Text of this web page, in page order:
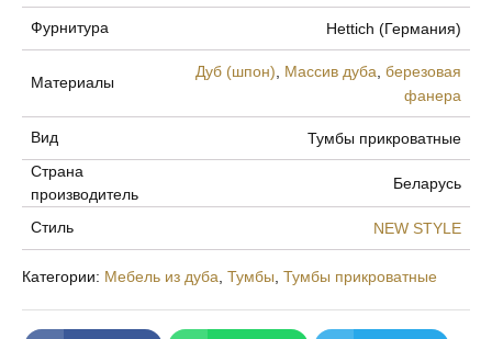
Фурнитура Hettich (Германия)
Материалы
Дуб (шпон) Массив дуба березовая
фанера
Вид
Тумбы прикроватные
Страна
производитель
Беларусь
Стиль NEW STYLE
Категории: Мебель из дуба Тумбы Тумбы прикроватные